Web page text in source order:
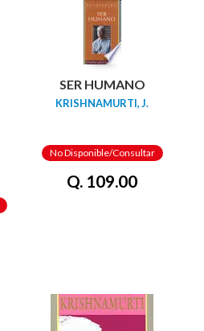
SER HUMANO
KRISHNAMURTI, J.
No Disponible/Consultar
Q. 109.00